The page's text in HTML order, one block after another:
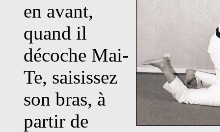
en avant,
quand il
décoche Mai-
Te, saisissez
son bras, à
partir de